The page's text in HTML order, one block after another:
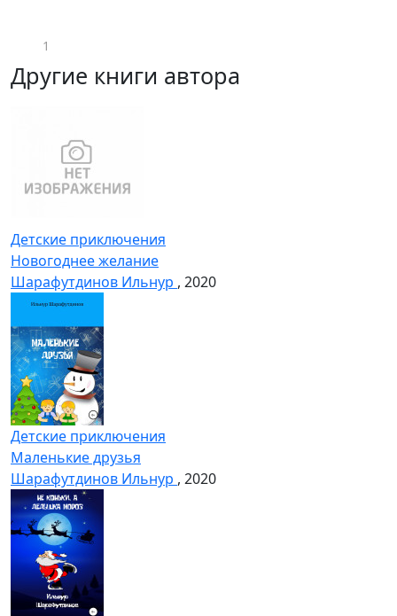
1
Другие книги автора
Детские приключения
Новогоднее желание
Шарафутдинов Ильнур , 2020
Детские приключения
Маленькие друзья
Шарафутдинов Ильнур , 2020